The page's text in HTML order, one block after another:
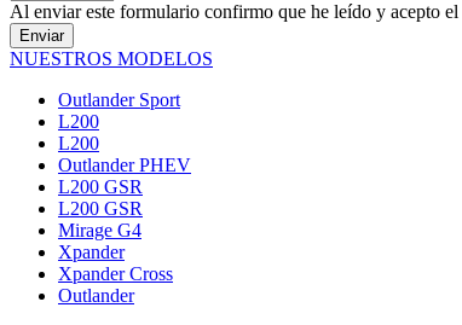
Al enviar este formulario confirmo que he leído y acepto el
Enviar
NUESTROS MODELOS
Outlander Sport
L200
L200
Outlander PHEV
L200 GSR
L200 GSR
Mirage G4
Xpander
Xpander Cross
Outlander